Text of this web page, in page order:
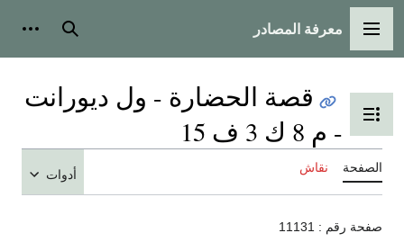
القائمة الرئيسية
معرفة المصادر بحث
تبديل عرض جدول المحتويات
قصة الحضارة - ول ديورانت
- م 8 ك 3 ف 15
الصفحة نقاش أدوات
صفحة رقم : 11131